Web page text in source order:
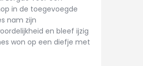
in de toegevoegde
nam zijn
en bleef ijzig
won op een diefje met